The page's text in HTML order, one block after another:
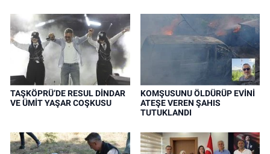
TAŞKÖPRÜ’DE RESUL DİNDAR
VE ÜMİT YAŞAR COŞKUSU
KOMŞUSUNU ÖLDÜRÜP EVİNİ
ATEŞE VEREN ŞAHIS
TUTUKLANDI